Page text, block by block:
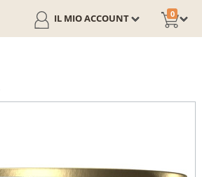
0
IL MIO ACCOUNT